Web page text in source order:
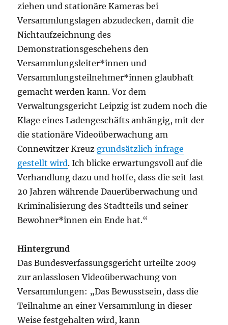
ziehen und stationäre Kameras bei
Versammlungslagen abzudecken, damit die
Nichtaufzeichnung des
Demonstrationsgeschehens den
Versammlungsleiter*innen und
Versammlungsteilnehmer*innen glaubhaft
gemacht werden kann. Vor dem
Verwaltungsgericht Leipzig ist zudem noch die
Klage eines Ladengeschäfts anhängig, mit der
die stationäre Videoüberwachung am
Connewitzer Kreuz grundsätzlich infrage
gestellt wird. Ich blicke erwartungsvoll auf die
Verhandlung dazu und hoffe, dass die seit fast
20 Jahren währende Dauerüberwachung und
Kriminalisierung des Stadtteils und seiner
Bewohner*innen ein Ende hat.“
Hintergrund
Das Bundesverfassungsgericht urteilte 2009
zur anlasslosen Videoüberwachung von
Versammlungen: „Das Bewusstsein, dass die
Teilnahme an einer Versammlung in dieser
Weise festgehalten wird, kann